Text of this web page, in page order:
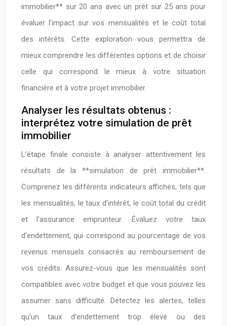
immobilier** sur 20 ans avec un prêt sur 25 ans pour
évaluer l’impact sur vos mensualités et le coût total
des intérêts. Cette exploration vous permettra de
mieux comprendre les différentes options et de choisir
celle qui correspond le mieux à votre situation
financière et à votre projet immobilier.
Analyser les résultats obtenus :
interprétez votre simulation de prêt
immobilier
L’étape finale consiste à analyser attentivement les
résultats de la **simulation de prêt immobilier**.
Comprenez les différents indicateurs affichés, tels que
les mensualités, le taux d’intérêt, le coût total du crédit
et l’assurance emprunteur. Évaluez votre taux
d’endettement, qui correspond au pourcentage de vos
revenus mensuels consacrés au remboursement de
vos crédits. Assurez-vous que les mensualités sont
compatibles avec votre budget et que vous pouvez les
assumer sans difficulté. Détectez les alertes, telles
qu’un taux d’endettement trop élevé ou des